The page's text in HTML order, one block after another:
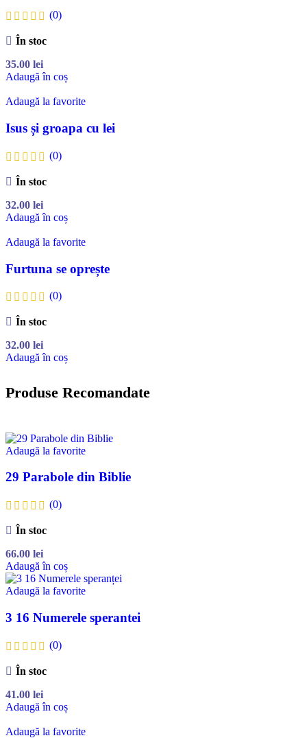
(0)
În stoc
35.00 lei
Adaugă în coș
Adaugă la favorite
Isus și groapa cu lei
(0)
În stoc
32.00 lei
Adaugă în coș
Adaugă la favorite
Furtuna se oprește
(0)
În stoc
32.00 lei
Adaugă în coș
Produse Recomandate
Adaugă la favorite
29 Parabole din Biblie
(0)
În stoc
66.00 lei
Adaugă în coș
Adaugă la favorite
3 16 Numerele sperantei
(0)
În stoc
41.00 lei
Adaugă în coș
Adaugă la favorite